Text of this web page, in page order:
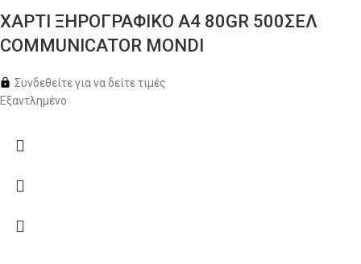
ΧΑΡΤΙ ΞΗΡΟΓΡΑΦΙΚΟ Α4 80GR 500ΣΕΛ
COMMUNICATOR MONDI
Συνδεθείτε για να δείτε τιμές
Εξαντλημένο